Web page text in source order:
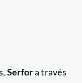
Serfora través